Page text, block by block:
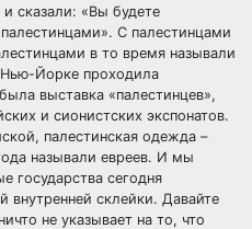
сказали: «Вы будете
С палестинцами
в то время называли
Нью-Йорке проходила
выставка «палестинцев»,
и сионистских экспонатов.
палестинская одежда –
называли евреев. И мы
государства сегодня
внутренней склейки. Давайте
не указывает на то, что